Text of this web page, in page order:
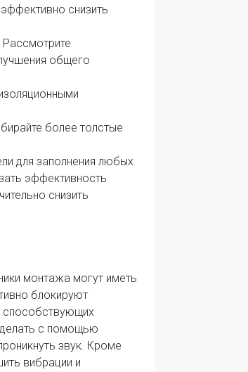
снизить
общего
более толстые
для заполнения любых
эффективность
снизить
монтажа могут иметь
блокируют
способствующих
с помощью
звук. Кроме
вибрации и